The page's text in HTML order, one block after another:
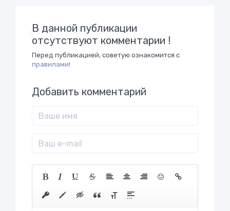
В данной публикации
отсутствуют комментарии !
Перед публикацией, советую ознакомится с
правилами!
Добавить комментарий